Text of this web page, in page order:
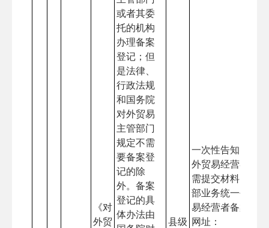
《对
外贸
或者其委
托的机构
办理备案
登记；但
是法律、
行政法规
和国务院
对外贸易
主管部门
规定不需
要备案登
记的除
外。备案
登记的具
体办法由
县级
一次性告知申请
外贸易经营者备
需提交材料：首
部业务统一平台
易经营者备案登
网址：